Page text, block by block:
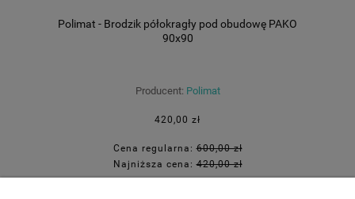
Polimat - Brodzik półokragły pod obudowę PAKO
90x90
Producent: Polimat
420,00 zł
Cena regularna:600,00 zł
Najniższa cena:420,00 zł